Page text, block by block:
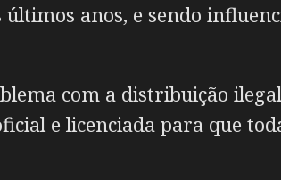
anos, e sendo
com a distribuição
e licenciada para que